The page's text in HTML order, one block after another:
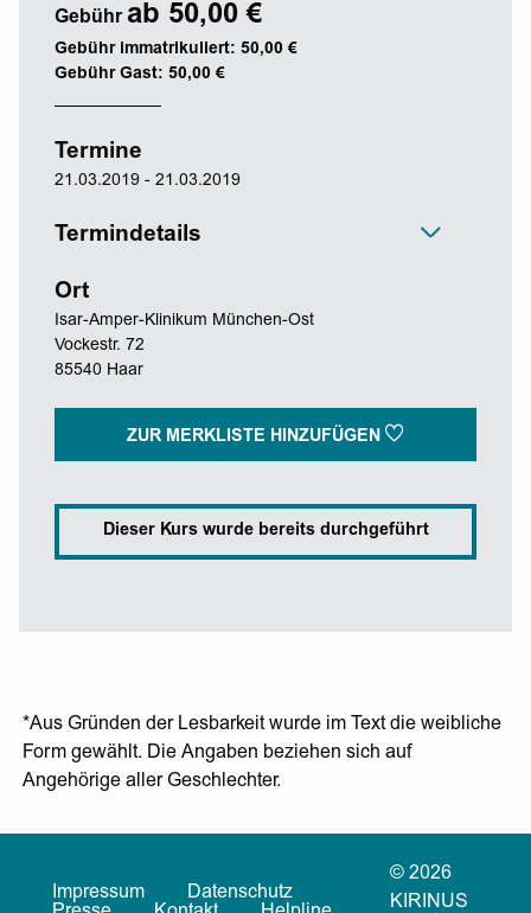
Gebühr ab 50,00 €
Gebühr immatrikuliert: 50,00 €
Gebühr Gast: 50,00 €
Termine
21.03.2019 - 21.03.2019
Termindetails
Ort
Isar-Amper-Klinikum München-Ost
Vockestr. 72
85540 Haar
ZUR MERKLISTE HINZUFÜGEN
Dieser Kurs wurde bereits durchgeführt
*Aus Gründen der Lesbarkeit wurde im Text die weibliche
Form gewählt. Die Angaben beziehen sich auf
Angehörige aller Geschlechter.
Impressum
Datenschutz
© 2026
KIRINUS